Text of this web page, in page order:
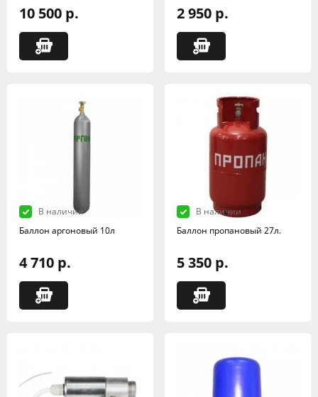
10 500 р. 2 950 р.
В наличии
Баллон аргоновый 10л
4 710 р.
В наличии
Баллон пропановый 27л.
5 350 р.